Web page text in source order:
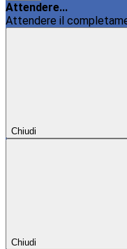
Attendere...
Attendere il
Chiudi
Chiudi